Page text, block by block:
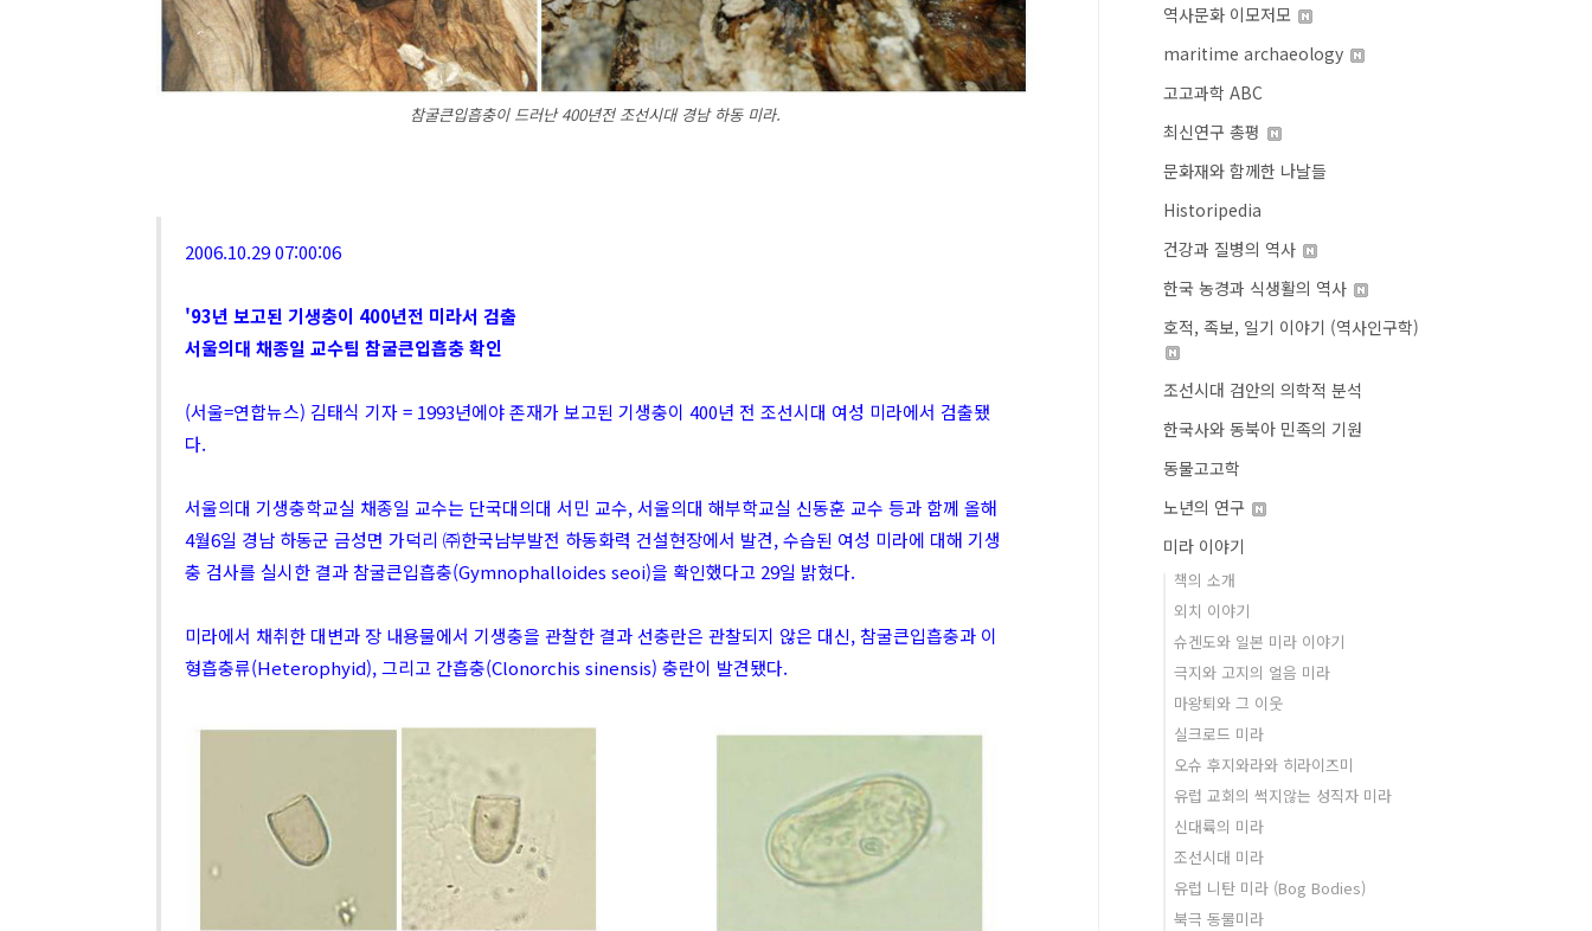
참굴큰입흡충이 드러난 400년전 조선시대 경남 하동 미라.
2006.10.29 07:00:06
'93년 보고된 기생충이 400년전 미라서 검출
서울의대 채종일 교수팀 참굴큰입흡충 확인
(서울=연합뉴스) 김태식 기자 = 1993년에야 존재가 보고된 기생충이 400년 전 조선시대 여성 미라에서 검출됐
다.
서울의대 기생충학교실 채종일 교수는 단국대의대 서민 교수, 서울의대 해부학교실 신동훈 교수 등과 함께 올해
4월6일 경남 하동군 금성면 가덕리 ㈜한국남부발전 하동화력 건설현장에서 발견, 수습된 여성 미라에 대해 기생
충 검사를 실시한 결과 참굴큰입흡충(Gymnophalloides seoi)을 확인했다고 29일 밝혔다.
미라에서 채취한 대변과 장 내용물에서 기생충을 관찰한 결과 선충란은 관찰되지 않은 대신, 참굴큰입흡충과 이
형흡충류(Heterophyid), 그리고 간흡충(Clonorchis sinensis) 충란이 발견됐다.
역사문화 이모저모
maritime archaeology
고고과학 ABC
최신연구 총평
문화재와 함께한 나날들
Historipedia
건강과 질병의 역사
한국 농경과 식생활의 역사
호적, 족보, 일기 이야기 (역사인구학)
조선시대 검안의 의학적 분석
한국사와 동북아 민족의 기원
동물고고학
노년의 연구
미라 이야기
책의 소개
외치 이야기
슈겐도와 일본 미라 이야기
극지와 고지의 얼음 미라
마왕퇴와 그 이웃
실크로드 미라
오슈 후지와라와 히라이즈미
유럽 교회의 썩지않는 성직자 미라
신대륙의 미라
조선시대 미라
유럽 니탄 미라 (Bog Bodies)
북극 동물미라